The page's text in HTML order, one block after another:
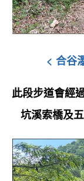
< 合谷
此段步道會經
坑溪索橋及